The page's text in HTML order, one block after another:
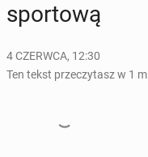
spor­to­wą
4 CZERWCA, 12:30
Ten tekst przeczytasz w 1